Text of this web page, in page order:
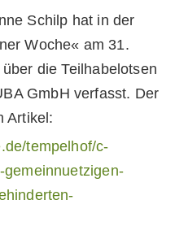
Schilp hat in der
Woche« am 31.
die Teilhabelotsen
GmbH verfasst. Der
Artikel:
tempelhof/c-